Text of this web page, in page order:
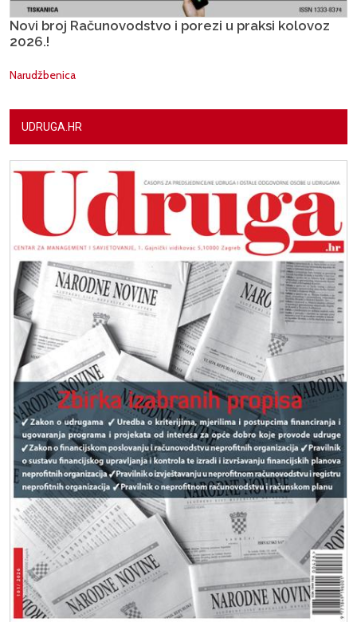
Novi broj Računovodstvo i porezi u praksi kolovoz
2026.!
Narudžbenica
UDRUGA.HR